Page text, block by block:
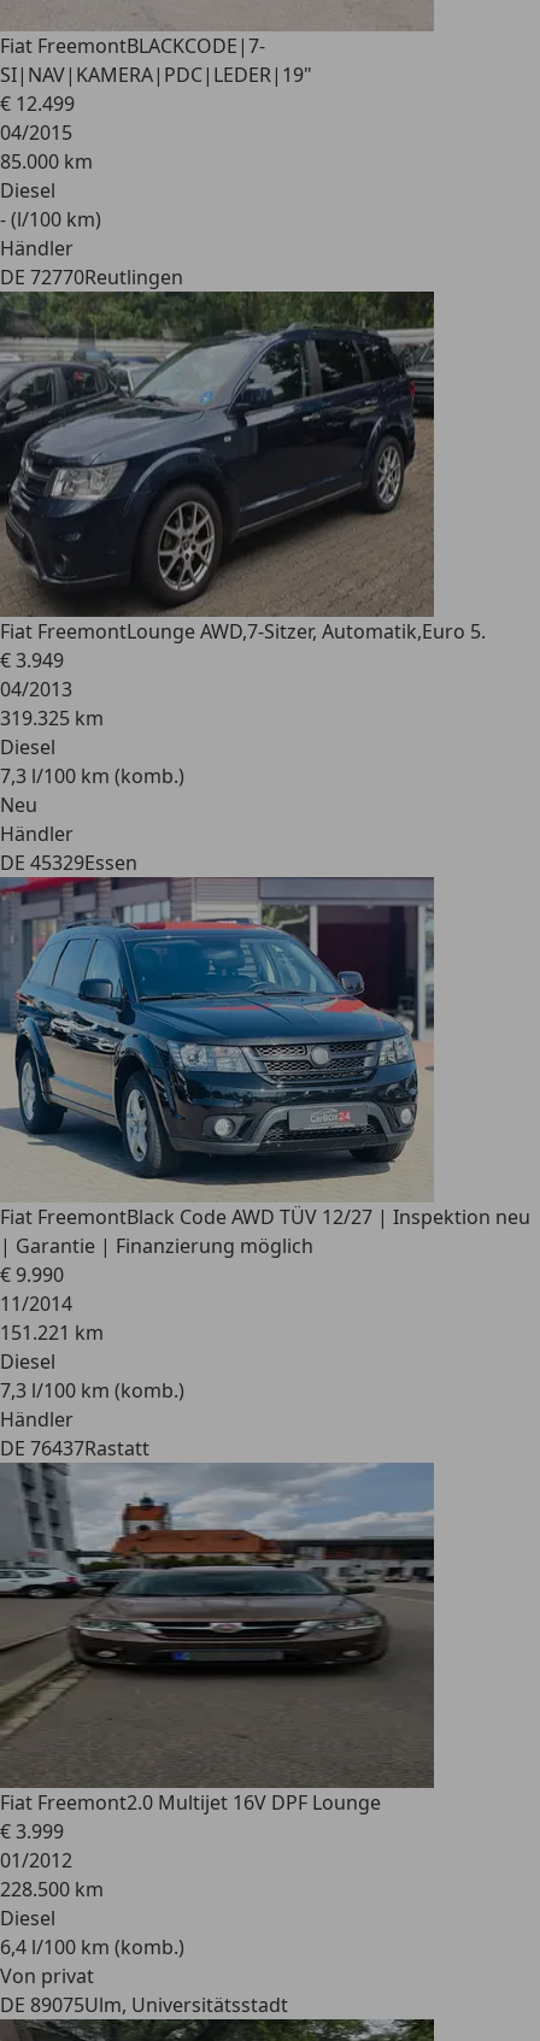
Fiat FreemontBLACKCODE|7-
SI|NAV|KAMERA|PDC|LEDER|19"
€ 12.499
04/2015
85.000 km
Diesel
- (l/100 km)
Händler
DE 72770Reutlingen
Fiat FreemontLounge AWD,7-Sitzer, Automatik,Euro 5.
€ 3.949
04/2013
319.325 km
Diesel
7,3 l/100 km (komb.)
Neu
Händler
DE 45329Essen
Fiat FreemontBlack Code AWD TÜV 12/27 | Inspektion neu
| Garantie | Finanzierung möglich
€ 9.990
11/2014
151.221 km
Diesel
7,3 l/100 km (komb.)
Händler
DE 76437Rastatt
Fiat Freemont2.0 Multijet 16V DPF Lounge
€ 3.999
01/2012
228.500 km
Diesel
6,4 l/100 km (komb.)
Von privat
DE 89075Ulm, Universitätsstadt